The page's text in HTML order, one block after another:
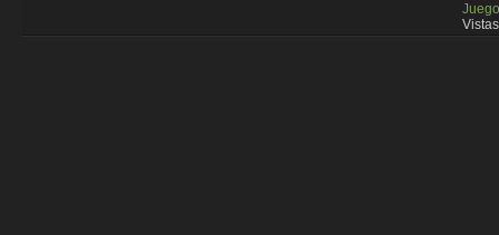
Vistas